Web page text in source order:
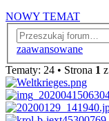
NOWY TEMAT
zaawansowane
Tematy: 24 • Strona 1 z